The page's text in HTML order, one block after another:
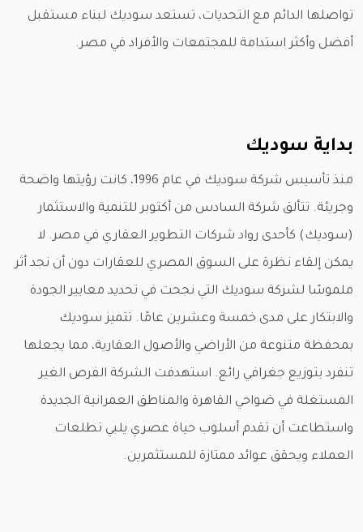
تواصلها الدائم مع التحديات، تستعد سوديك لبناء مستقبل
أفضل وأكثر استدامة للمجتمعات والأفراد في مصر.
بداية سوديك
منذ تأسيس شركة سوديك في عام 1996، كانت رؤيتها واضحة
وجريئة. تتألق شركة السادس من أكتوبر للتنمية والاستثمار
(سوديك) كأحدى رواد شركات التطوير العقاري في مصر. لا
يمكن إلقاء نظرة على السوق المصري للعقارات دون أن نجد أثر
ملموسًا لشركة سوديك التي نجحت في تحديد معايير الجودة
والابتكار على مدى خمسة وعشرين عامًا. تتميز سوديك
بمحفظة متنوعة من الأراضي والأصول العقارية، مما يجعلها
تنفرد بتوزيع جغرافي رائع. استهدفت الشركة الفرص الغير
المستغلة في ضواحي القاهرة والمناطق العمرانية الجديدة
واستطاعت أن تقدم أسلوب حياة عصري يلبي تطلعات
العملاء ويحقق عوائد ممتازة للمستثمرين.